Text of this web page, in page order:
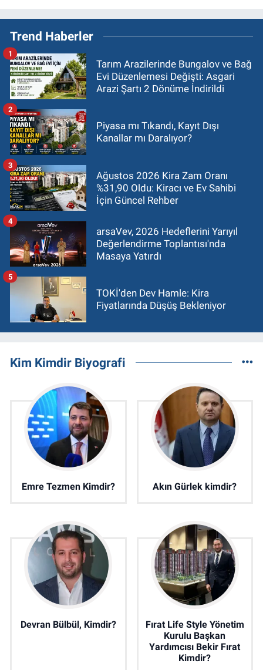
Trend Haberler
Tarım Arazilerinde Bungalov ve Bağ
Evi Düzenlemesi Değişti: Asgari
Arazi Şartı 2 Dönüme İndirildi
1
Piyasa mı Tıkandı, Kayıt Dışı
Kanallar mı Daralıyor?
2
Ağustos 2026 Kira Zam Oranı
%31,90 Oldu: Kiracı ve Ev Sahibi
İçin Güncel Rehber
3
arsaVev, 2026 Hedeflerini Yarıyıl
Değerlendirme Toplantısı'nda
Masaya Yatırdı
4
TOKİ'den Dev Hamle: Kira
Fiyatlarında Düşüş Bekleniyor
5
Kim Kimdir Biyografi
Emre Tezmen Kimdir? Akın Gürlek kimdir?
Devran Bülbül, Kimdir?
Fırat Life Style Yönetim
Kurulu Başkan
Yardımcısı Bekir Fırat
Kimdir?